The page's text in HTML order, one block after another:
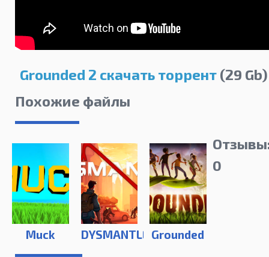
Grounded 2 скачать торрент(29 Gb)
Похожие файлы
Muck DYSMANTLE Grounded
0